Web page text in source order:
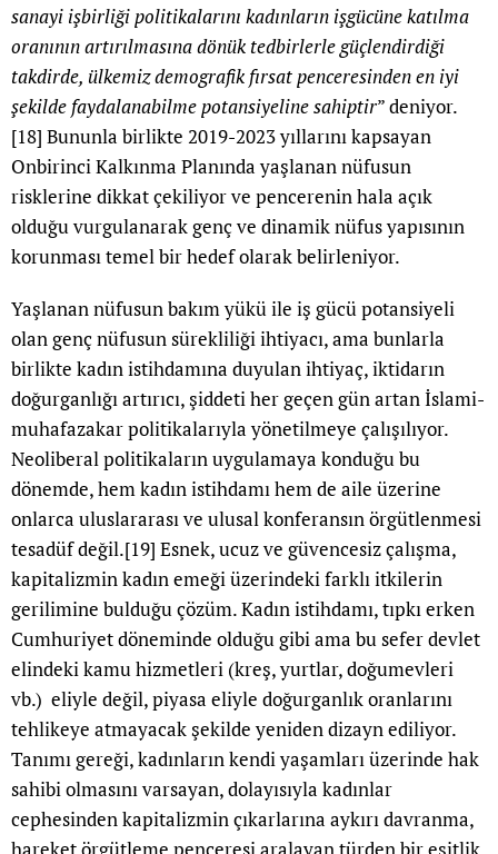
sanayi işbirliği politikalarını kadınların işgücüne katılma
oranının artırılmasına dönük tedbirlerle güçlendirdiği
takdirde, ülkemiz demografik fırsat penceresinden en iyi
şekilde faydalanabilme potansiyeline sahiptir” deniyor.
[18] Bununla birlikte 2019-2023 yıllarını kapsayan
Onbirinci Kalkınma Planında yaşlanan nüfusun
risklerine dikkat çekiliyor ve pencerenin hala açık
olduğu vurgulanarak genç ve dinamik nüfus yapısının
korunması temel bir hedef olarak belirleniyor.
Yaşlanan nüfusun bakım yükü ile iş gücü potansiyeli
olan genç nüfusun sürekliliği ihtiyacı, ama bunlarla
birlikte kadın istihdamına duyulan ihtiyaç, iktidarın
doğurganlığı artırıcı, şiddeti her geçen gün artan İslami-
muhafazakar politikalarıyla yönetilmeye çalışılıyor.
Neoliberal politikaların uygulamaya konduğu bu
dönemde, hem kadın istihdamı hem de aile üzerine
onlarca uluslararası ve ulusal konferansın örgütlenmesi
tesadüf değil.[19] Esnek, ucuz ve güvencesiz çalışma,
kapitalizmin kadın emeği üzerindeki farklı itkilerin
gerilimine bulduğu çözüm. Kadın istihdamı, tıpkı erken
Cumhuriyet döneminde olduğu gibi ama bu sefer devlet
elindeki kamu hizmetleri (kreş, yurtlar, doğumevleri
vb.) eliyle değil, piyasa eliyle doğurganlık oranlarını
tehlikeye atmayacak şekilde yeniden dizayn ediliyor.
Tanımı gereği, kadınların kendi yaşamları üzerinde hak
sahibi olmasını varsayan, dolayısıyla kadınlar
cephesinden kapitalizmin çıkarlarına aykırı davranma,
hareket örgütleme penceresi aralayan türden bir eşitlik